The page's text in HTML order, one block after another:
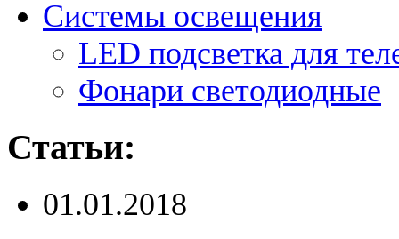
Системы освещения
LED подсветка для
Фонари светодиодные
Статьи:
01.01.2018